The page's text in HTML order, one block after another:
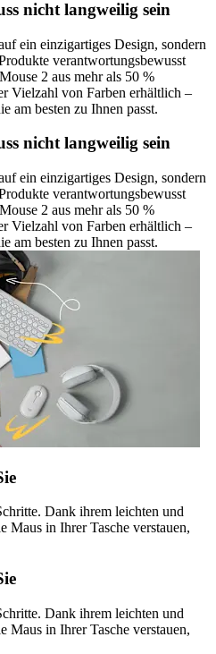
nicht langweilig sein
ein einzigartiges Design, sondern
verantwortungsbewusst
2 aus mehr als 50 %
Vielzahl von Farben erhältlich –
am besten zu Ihnen passt.
nicht langweilig sein
ein einzigartiges Design, sondern
verantwortungsbewusst
2 aus mehr als 50 %
Vielzahl von Farben erhältlich –
am besten zu Ihnen passt.
Dank ihrem leichten und
Maus in Ihrer Tasche verstauen,
Dank ihrem leichten und
Maus in Ihrer Tasche verstauen,